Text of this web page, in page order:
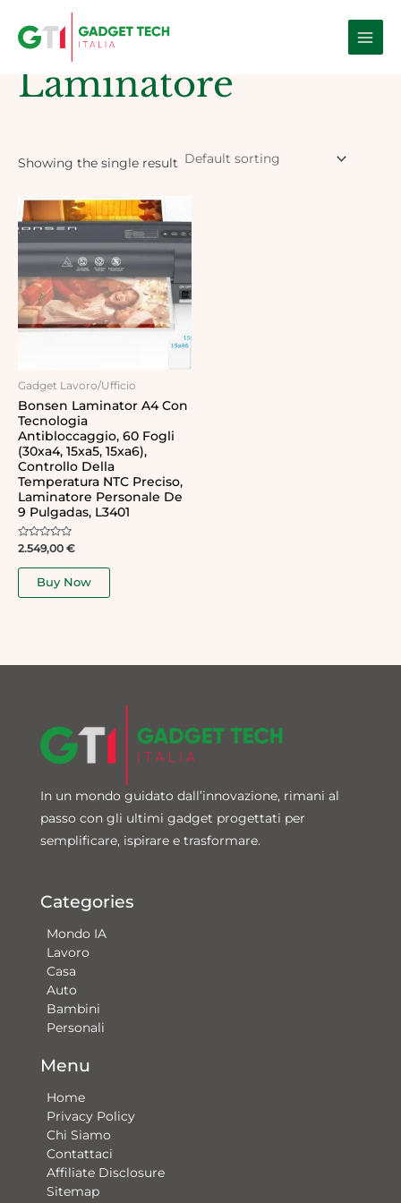
Main
Home / Products tagged “laminatore”
Laminatore
Showing the single result
Gadget Lavoro/Ufficio
Bonsen Laminator A4 Con
Tecnologia
Antibloccaggio, 60 Fogli
(30xa4, 15xa5, 15xa6),
Controllo Della
Temperatura NTC Preciso,
Laminatore Personale De
9 Pulgadas, L3401
Rated
out
2.549,00 €
Buy Now
In un mondo guidato dall’innovazione, rimani al
passo con gli ultimi gadget progettati per
semplificare, ispirare e trasformare.
Categories
Mondo IA
Lavoro
Casa
Auto
Bambini
Personali
Menu
Home
Privacy Policy
Chi Siamo
Contattaci​
Affiliate Disclosure
Sitemap